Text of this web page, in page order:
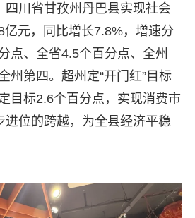
四川省甘孜州丹巴县实现社会
亿元，同比增长7.8%，增速分
点、全省4.5个百分点、全州
州第四。超州定“开门红”目标
目标2.6个百分点，实现消费市
进位的跨越，为全县经济平稳